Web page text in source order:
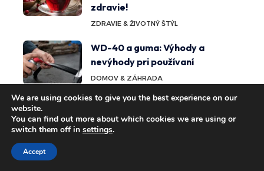
zdravie!
ZDRAVIE & ŽIVOTNÝ ŠTÝL
WD-40 a guma: Výhody a
nevýhody pri používaní
DOMOV & ZÁHRADA
Magické účinky ónyxu:
objavovanie spirituálnych a
fyzických výhod
We are using cookies to give you the best experience on our
website.
You can find out more about which cookies we are using or
switch them off in settings.
Accept